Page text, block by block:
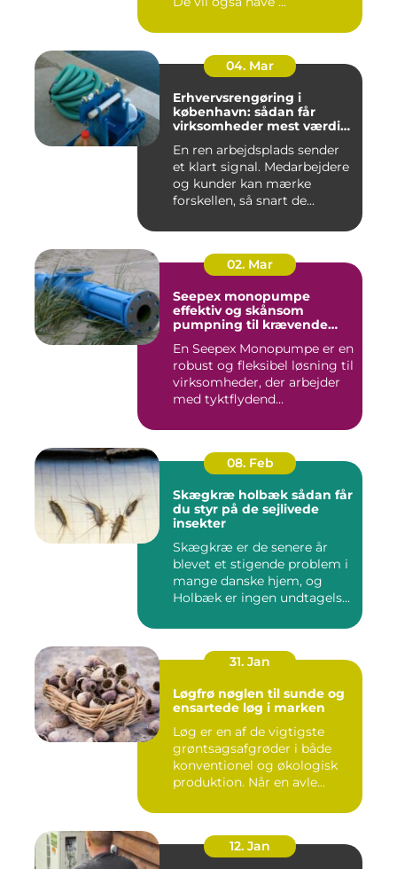
04. Mar
Erhvervsrengøring i
københavn: sådan får
virksomheder mest værdi
En ren arbejdsplads sender
et klart signal. Medarbejdere
og kunder kan mærke
forskellen, så snart de...
02. Mar
Seepex monopumpe
effektiv og skånsom
pumpning til krævende
En Seepex Monopumpe er en
robust og fleksibel løsning til
virksomheder, der arbejder
med tyktflydend...
08. Feb
Skægkræ holbæk sådan får
du styr på de sejlivede
insekter
Skægkræ er de senere år
blevet et stigende problem i
mange danske hjem, og
Holbæk er ingen undtagels...
31. Jan
Løgfrø nøglen til sunde og
ensartede løg i marken
Løg er en af de vigtigste
grøntsagsafgrøder i både
konventionel og økologisk
produktion. Når en avle...
12. Jan